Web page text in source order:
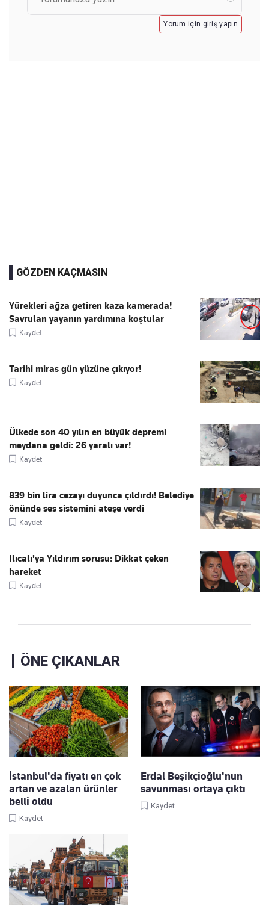
Yorum için giriş yapın
GÖZDEN KAÇMASIN
Yürekleri ağza getiren kaza kamerada!
Savrulan yayanın yardımına koştular
Kaydet
Tarihi miras gün yüzüne çıkıyor!
Kaydet
Ülkede son 40 yılın en büyük depremi
meydana geldi: 26 yaralı var!
Kaydet
839 bin lira cezayı duyunca çıldırdı! Belediye
önünde ses sistemini ateşe verdi
Kaydet
Ilıcalı'ya Yıldırım sorusu: Dikkat çeken
hareket
Kaydet
ÖNE ÇIKANLAR
İstanbul'da fiyatı en çok
artan ve azalan ürünler
belli oldu
Kaydet
Erdal Beşikçioğlu'nun
savunması ortaya çıktı
Kaydet